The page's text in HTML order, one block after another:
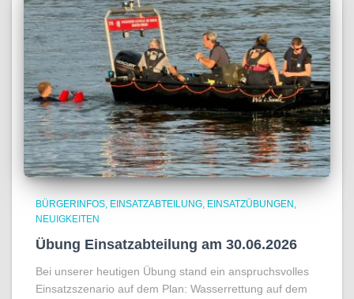
BÜRGERINFOS EINSATZABTEILUNG EINSATZÜBUNGEN
NEUIGKEITEN
Übung Einsatzabteilung am 30.06.2026
Bei unserer heutigen Übung stand ein anspruchsvolles
Einsatzszenario auf dem Plan: Wasserrettung auf dem